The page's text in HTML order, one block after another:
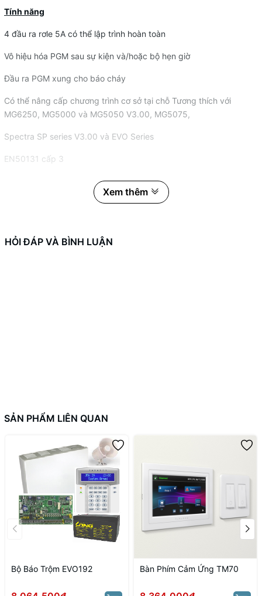
Tính năng
4 đầu ra rơle 5A có thể lập trình hoàn toàn
Vô hiệu hóa PGM sau sự kiện và/hoặc bộ hẹn giờ
Đầu ra PGM xung cho báo cháy
Có thể nâng cấp chương trình cơ sở tại chỗ Tương thích với
MG6250, MG5000 và MG5050 V3.00, MG5075,
Spectra SP series V3.00 và EVO Series
EN50131 cấp 3
Xem thêm
HỎI ĐÁP VÀ BÌNH LUẬN
SẢN PHẨM LIÊN QUAN
Bộ Báo Trộm EVO192 Bàn Phím Cảm Ứng TM70